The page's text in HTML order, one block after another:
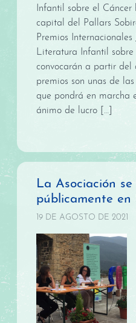
Infantil sobre el
capital del Pallars
Premios
Literatura Infantil sobre
convocarán a partir del
premios son unas de
que pondrá en marcha
ánimo de lucro […]
La Asociación
públicamente en
19 DE AGOSTO DE 2021